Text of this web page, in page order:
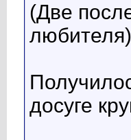
(Две
любителя)
досуге